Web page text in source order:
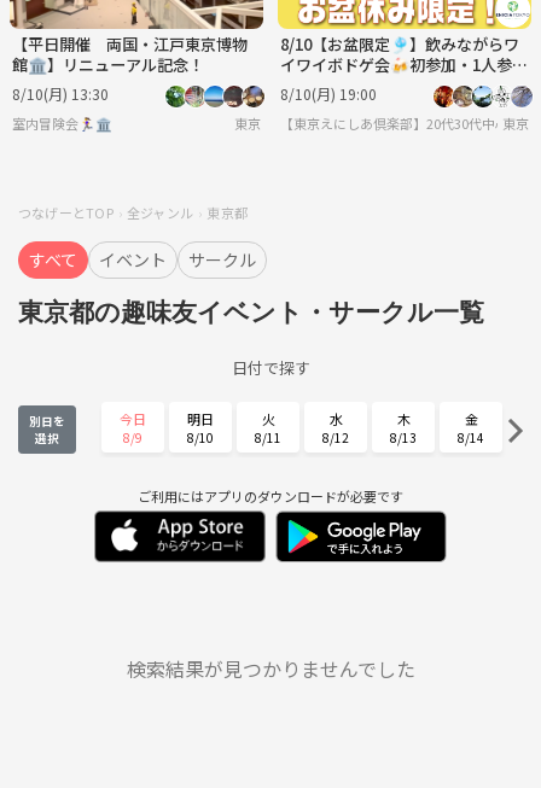
【平日開催 両国・江戸東京博物
館🏛️】リニューアル記念！
8/10(月) 13:30
室内冒険会🏃‍♀️🏛 東京
8/10【お盆限定🎐】飲みながらワ
イワイボドゲ会🍻初参加・1人参加
多数✨夏の交流イベント♫
8/10(月) 19:00
【東京えにしあ倶楽部】20代30代中心！
東京
つなげーとTOP 全ジャンル 東京都
すべて イベント サークル
東京都の趣味友イベント・サークル一覧
日付で探す
別日を
選択
今日
8/9
明日
8/10
火
8/11
水
8/12
木
8/13
金
8/14
8/15 8/16 8/17 8/18 8/19
金
8/21
土
8/22
月
8/24
火
8/25
9/2 9/3 9/4 9/5 9/6
ご利用にはアプリのダウンロードが必要です
検索結果が見つかりませんでした